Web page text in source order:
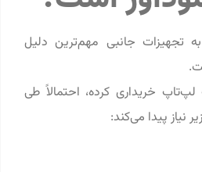
تجهیزات جانبی مهم‌ترین دلیل
خریداری کرده، احتمالاً طی
پیدا می‌کند: